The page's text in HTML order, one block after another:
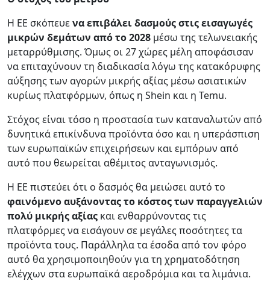
Η ΕΕ σκόπευενα επιβάλει δασμούς στις εισαγωγές
μικρών δεμάτων από το 2028 μέσω της τελωνειακής
μεταρρύθμισης. Όμως οι 27 χώρες μέλη αποφάσισαν
να επιταχύνουν τη διαδικασία λόγω της κατακόρυφης
αύξησης των αγορών μικρής αξίας μέσω ασιατικών
κυρίως πλατφόρμων, όπως η Shein και η Temu.
Στόχος είναι τόσο η προστασία των καταναλωτών από
δυνητικά επικίνδυνα προϊόντα όσο και η υπεράσπιση
των ευρωπαϊκών επιχειρήσεων και εμπόρων από
αυτό που θεωρείται αθέμιτος ανταγωνισμός.
Η ΕΕ πιστεύει ότι ο δασμός θα μειώσει αυτό το
φαινόμενο αυξάνοντας το κόστος των παραγγελιών
πολύ μικρής αξίας και ενθαρρύνοντας τις
πλατφόρμες να εισάγουν σε μεγάλες ποσότητες τα
προϊόντα τους. Παράλληλα τα έσοδα από τον φόρο
αυτό θα χρησιμοποιηθούν για τη χρηματοδότηση
ελέγχων στα ευρωπαϊκά αεροδρόμια και τα λιμάνια.